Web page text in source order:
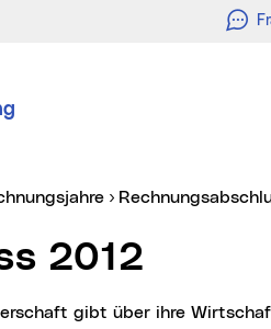
2012